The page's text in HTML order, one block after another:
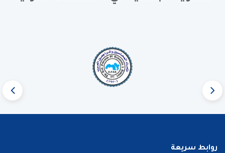
روابط سريعة